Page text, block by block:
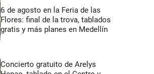
6 de agosto en la Feria de las
Flores: final de la trova, tablados
gratis y más planes en Medellín
Concierto gratuito de Arelys